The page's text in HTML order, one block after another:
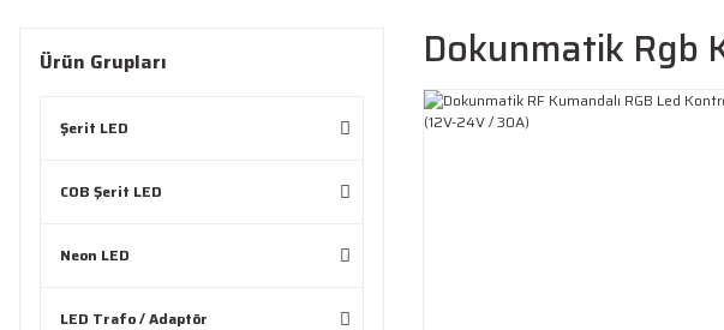
Ürün Grupları
Şerit LED
COB Şerit LED
Neon LED
LED Trafo / Adaptör
Dokunmatik Rgb